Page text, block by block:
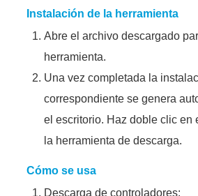
Instalación de la herramienta
Abre el archivo descargado
herramienta.
Una vez completada la
correspondiente se genera
el escritorio. Haz doble clic en
la herramienta de descarga.
Cómo se usa
Descarga de controladores: